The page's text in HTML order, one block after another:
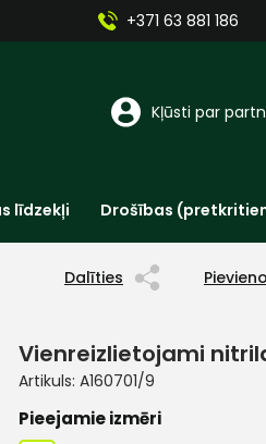
+371 63 881 186
Kļūsti par
līdzekļi Drošības
Dalīties
Vienreizlietojami
Artikuls: A160701/9
Pieejamie izmēri